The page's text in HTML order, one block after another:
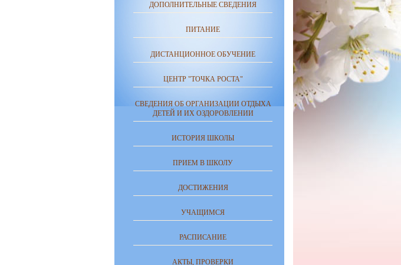
ДОПОЛНИТЕЛЬНЫЕ СВЕДЕНИЯ
ПИТАНИЕ
ДИСТАНЦИОННОЕ ОБУЧЕНИЕ
ЦЕНТР "ТОЧКА РОСТА"
СВЕДЕНИЯ ОБ ОРГАНИЗАЦИИ ОТДЫХА
ДЕТЕЙ И ИХ ОЗДОРОВЛЕНИИ
ИСТОРИЯ ШКОЛЫ
ПРИЕМ В ШКОЛУ
ДОСТИЖЕНИЯ
УЧАЩИМСЯ
РАСПИСАНИЕ
АКТЫ, ПРОВЕРКИ